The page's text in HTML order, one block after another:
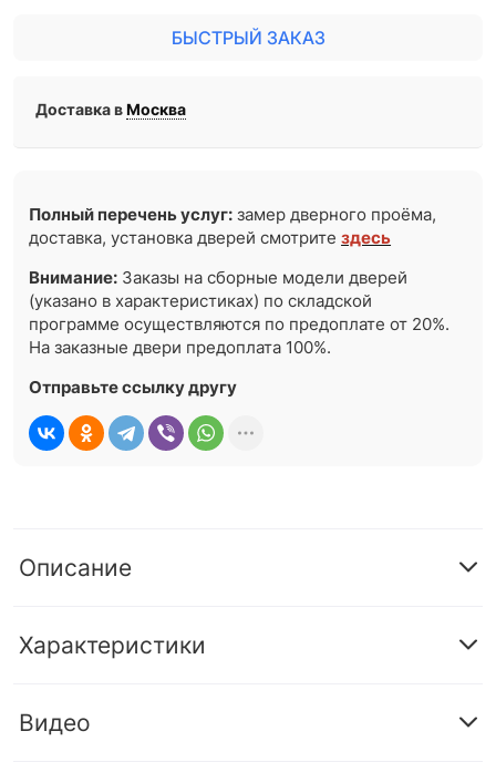
БЫСТРЫЙ ЗАКАЗ
Доставка вМосква
Полный перечень услуг: замер дверного проёма,
доставка, установка дверей смотритездесь
Внимание: Заказы на сборные модели дверей
(указано в характеристиках) по складской
программе осуществляются по предоплате от 20%.
На заказные двери предоплата 100%.
Отправьте ссылку другу
Описание
Характеристики
Видео